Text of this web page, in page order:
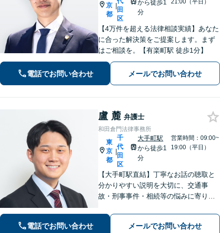
京
都
|
田
区
から徒歩1
分
21:00（平日）
【4万件を超える法律相談実績】あなた
に合った解決策をご提案します。まず
はご相談を。【有楽町駅 徒歩1分】
電話でお問い合わせ メールでお問い合わせ
盧 麓 弁護士
和田倉門法律事務所
東
京
都
|
千
代
田
区
大手町駅
から徒歩1
分
営業時間：09:00~
19:00（平日）
【大手町駅直結】丁寧なお話の聴取と
分かりやすい説明を大切に、交通事
故・刑事事件・相続等の悩みに寄り添
語でのご相談も対応。「レスポンスの
早い弁護士」として尽力します【初回
電話でお問い合わせ メールでお問い合わせ